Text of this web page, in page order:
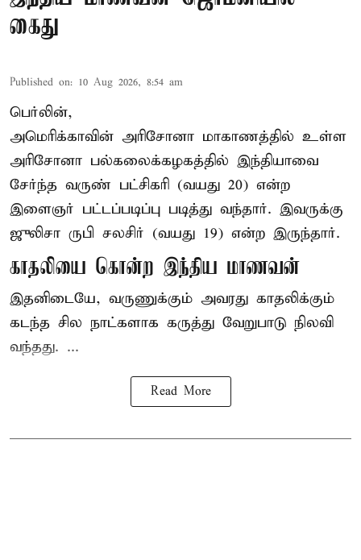
கைது
Published on: 10 Aug 2026, 8:54 am
பெர்லின்,
அமெரிக்காவின் அரிசோனா மாகாணத்தில் உள்ள
அரிசோனா பல்கலைக்கழகத்தில் இந்தியாவை
சேர்ந்த வருண் பட்சிகரி (வயது 20) என்ற
இளைஞர் பட்டப்படிப்பு படித்து வந்தார். இவருக்கு
ஜுலிசா ருபி சலசிர் (வயது 19) என்ற இருந்தார்.
காதலியை கொன்ற இந்திய மாணவன்
இதனிடையே, வருணுக்கும் அவரது காதலிக்கும்
கடந்த சில நாட்களாக கருத்து வேறுபாடு நிலவி
வந்தது. ...
Read More